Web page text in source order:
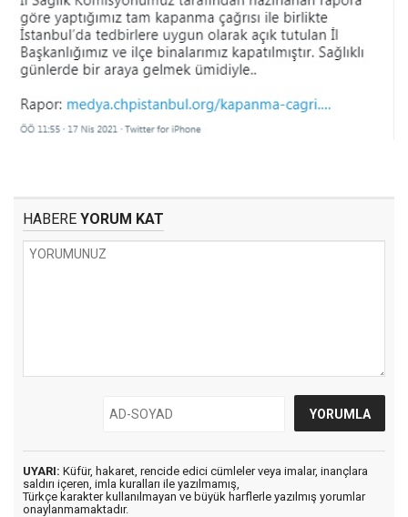
HABERE YORUM KAT
UYARI: Küfür, hakaret, rencide edici cümleler veya imalar, inançlara
saldırı içeren, imla kuralları ile yazılmamış,
Türkçe karakter kullanılmayan ve büyük harflerle yazılmış yorumlar
onaylanmamaktadır.